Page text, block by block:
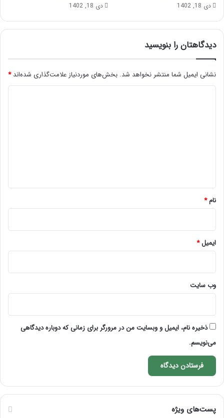
دی 18, 1402 دی 18, 1402
دیدگاهتان را بنویسید
نشانی ایمیل شما منتشر نخواهد شد. بخش‌های موردنیاز علامت‌گذاری شده‌اند*
نام*
ایمیل*
وب‌ سایت
ذخیره نام، ایمیل و وبسایت من در مرورگر برای زمانی که دوباره دیدگاهی
می‌نویسم.
پست‌های ویژه